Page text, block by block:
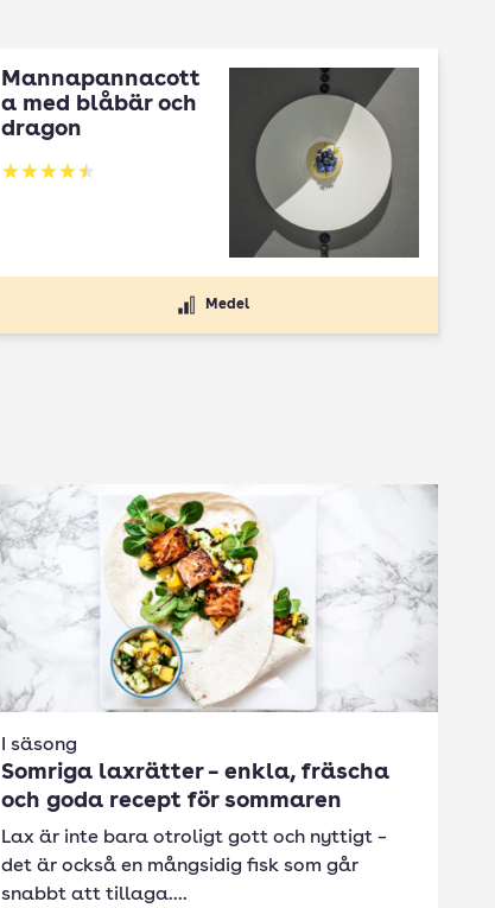
Mannapannacott
a med blåbär och
dragon
Betyg: 4.5 av 5
Medel
I säsong
Somriga laxrätter – enkla, fräscha
och goda recept för sommaren
Lax är inte bara otroligt gott och nyttigt –
det är också en mångsidig fisk som går
snabbt att tillaga....